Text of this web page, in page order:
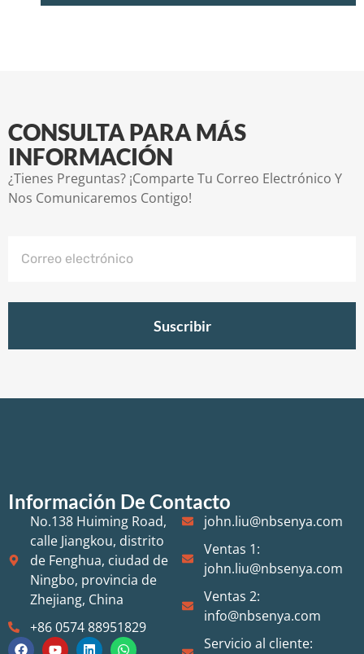
CONSULTA PARA MÁS
INFORMACIÓN
¿Tienes Preguntas? ¡Comparte Tu Correo Electrónico Y
Nos Comunicaremos Contigo!
Suscribir
Información De Contacto
No.138 Huiming Road,
calle Jiangkou, distrito
de Fenghua, ciudad de
Ningbo, provincia de
Zhejiang, China
+86 0574 88951829
john.liu@nbsenya.com
Ventas 1:
john.liu@nbsenya.com
Ventas 2:
info@nbsenya.com
Servicio al cliente: